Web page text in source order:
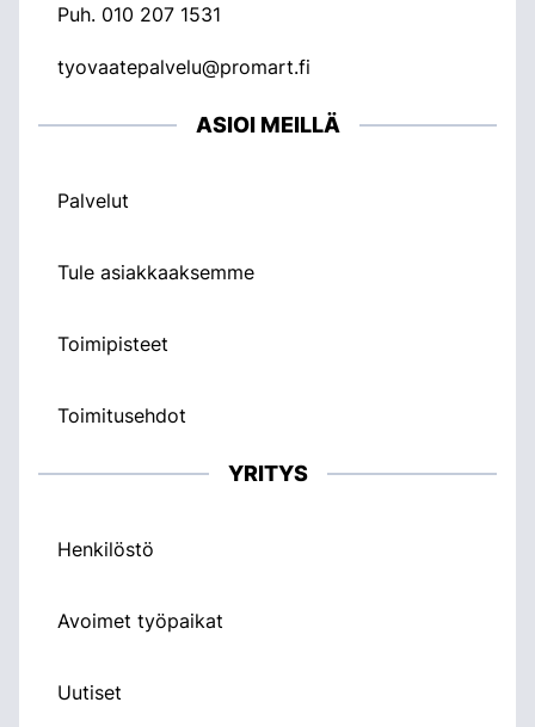
Puh. 010 207 1531
tyovaatepalvelu@promart.fi
ASIOI MEILLÄ
Palvelut
Tule asiakkaaksemme
Toimipisteet
Toimitusehdot
YRITYS
Henkilöstö
Avoimet työpaikat
Uutiset